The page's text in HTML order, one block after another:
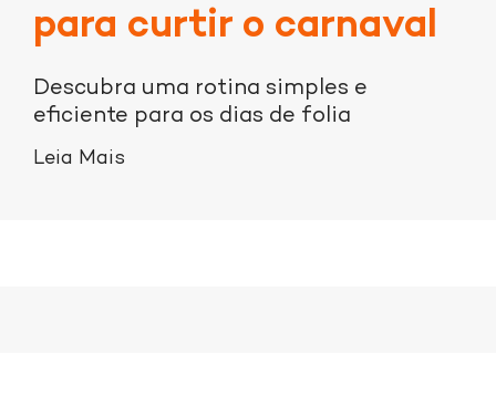
para curtir o carnaval
Descubra uma rotina simples e
eficiente para os dias de folia
Leia Mais